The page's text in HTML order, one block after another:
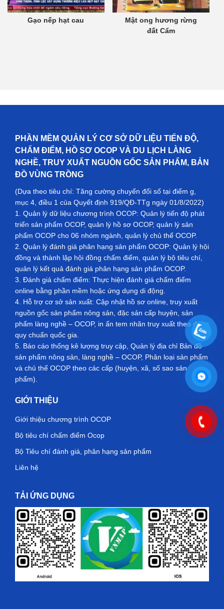
Gạo nếp hạt cau
Mật ong hương rừng
đất Cẩm
PHẦN MỀM QUẢN LÝ CƠ SỞ DỮ LIỆU TIẾN ĐỘ,
CHẤM ĐIỂM, HỒ SƠ OCOP VÀ DU LỊCH LÀNG
NGHỀ, TRUY XUẤT NGUỒN GỐC SẢN PHẨM, BẢN
ĐỒ VÙNG TRỒNG
(Dựa theo tiêu chí: Tăng cường chuyển đổi số tại điểm g,
mục 4, điều 1 của Quyết định 919/QĐ-TTg ngày 01/8/2022)
1. Quản lý dữ liệu chương trình OCOP: Quản lý tiến độ phát
triển sản phẩm OCOP, quản lý hồ sơ OCOP, quản lý sản
phẩm OCOP cho 06 nhóm ngành, quản lý chủ thể OCOP.
2. Quản lý đánh giá phân hạng sản phẩm OCOP: Quản lý hội
đồng và thành lập hội đồng chấm điểm, quản lý bộ tiêu chí,
quản lý kết quả đánh giá phân hạng sản phẩm OCOP.
3. Đánh giá chấm điểm: Thực hiện đánh giá chấm điểm
online bằng phần mềm hoặc ứng dụng di động.
4. Hỗ trợ cơ sở sản xuất: Cập nhật hồ sơ online, truy xuất
nguồn gốc sản phẩm nông sản, đặc sản cấp huyện, sản
phẩm làng nghề – OCOP, in ấn tem nhãn truy xuất theo đúng
quy chuẩn quốc gia.
5. Báo cáo thống kê lượng truy cập, Quản lý địa chỉ Bản đồ
sản phẩm nông sản, làng nghề – OCOP, Phân loại sản phẩm
và chủ thể OCOP theo các cấp (huyện, xã, số sao sản
phẩm).
GIỚI THIỆU
Giới thiệu chương trình OCOP
Bộ tiêu chí chấm điểm Ocop
Bộ Tiêu chí đánh giá, phân hạng sản phẩm
Liên hệ
TẢI ỨNG DỤNG